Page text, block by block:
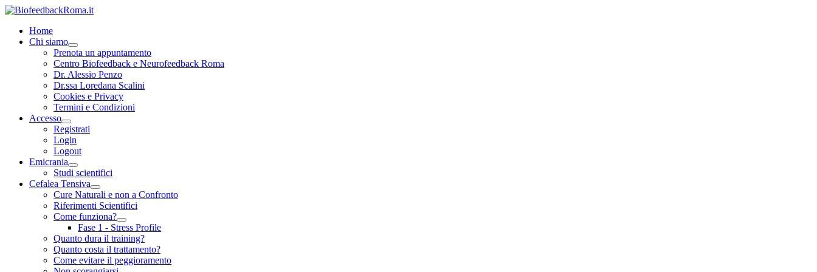
Home
Chi siamo
Prenota un appuntamento
Centro Biofeedback e Neurofeedback Roma
Dr. Alessio Penzo
Dr.ssa Loredana Scalini
Cookies e Privacy
Termini e Condizioni
Accesso
Registrati
Login
Logout
Emicrania
Studi scientifici
Cefalea Tensiva
Cure Naturali e non a Confronto
Riferimenti Scientifici
Come funziona?
Fase 1 - Stress Profile
Quanto dura il training?
Quanto costa il trattamento?
Come evitare il peggioramento